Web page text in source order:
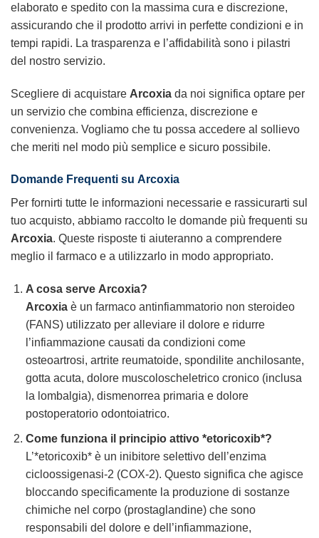
elaborato e spedito con la massima cura e discrezione,
assicurando che il prodotto arrivi in perfette condizioni e in
tempi rapidi. La trasparenza e l’affidabilità sono i pilastri
del nostro servizio.
Scegliere di acquistare Arcoxia da noi significa optare per
un servizio che combina efficienza, discrezione e
convenienza. Vogliamo che tu possa accedere al sollievo
che meriti nel modo più semplice e sicuro possibile.
Domande Frequenti su Arcoxia
Per fornirti tutte le informazioni necessarie e rassicurarti sul
tuo acquisto, abbiamo raccolto le domande più frequenti su
Arcoxia. Queste risposte ti aiuteranno a comprendere
meglio il farmaco e a utilizzarlo in modo appropriato.
A cosa serve Arcoxia?
Arcoxiaè un farmaco antinfiammatorio non steroideo
(FANS) utilizzato per alleviare il dolore e ridurre
l’infiammazione causati da condizioni come
osteoartrosi, artrite reumatoide, spondilite anchilosante,
gotta acuta, dolore muscoloscheletrico cronico (inclusa
la lombalgia), dismenorrea primaria e dolore
postoperatorio odontoiatrico.
Come funziona il principio attivo *etoricoxib*?
L’*etoricoxib* è un inibitore selettivo dell’enzima
cicloossigenasi-2 (COX-2). Questo significa che agisce
bloccando specificamente la produzione di sostanze
chimiche nel corpo (prostaglandine) che sono
responsabili del dolore e dell’infiammazione,